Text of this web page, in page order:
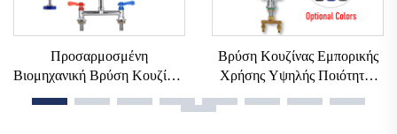
Προσαρμοσμένη
Βιομηχανική Βρύση Κουζίνας
Από Εργοστάσιο 32/38-
Βρύση Κουζίνας Εμπορικής
Χρήσης Υψηλής Ποιότητας
39\47\" Κλασικής